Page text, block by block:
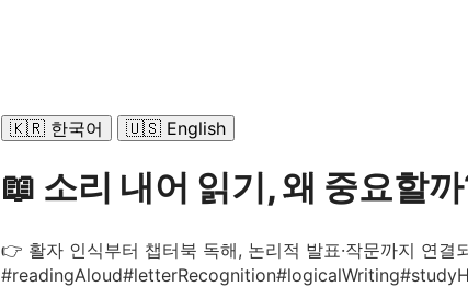
🇰🇷 한국어 🇺🇸 English
📖 소리 내어 읽기, 왜 중요할
👉 활자 인식부터 챕터북 독해, 논리적 발표·작문까지 연결
#readingAloud#letterRecognition#logicalWriting